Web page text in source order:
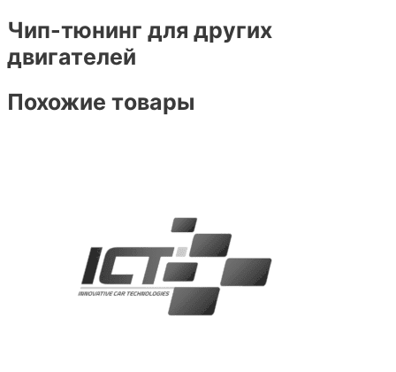
Чип-тюнинг для других
двигателей
Похожие товары